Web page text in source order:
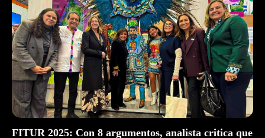
FITUR 2025: Con 8 argumentos, analista critica que